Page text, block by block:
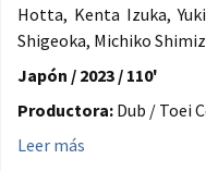
Hotta, Kenta Izuka,
Shigeoka, Michiko
Japón / 2023 / 110'
Productora: Dub / Toei
Leer más